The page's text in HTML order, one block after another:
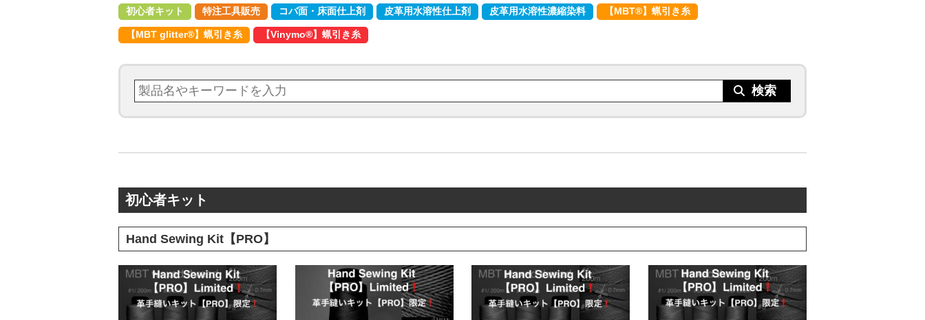
初心者キット 特注工具販売 コバ面・床面仕上剤 皮革用水溶性仕上剤 皮革用水溶性濃縮染料 【MBT®︎】蝋引き糸
【MBT glitter®︎】蝋引き糸 【Vinymo®︎】蝋引き糸
初心者キット
Hand Sewing Kit【PRO】